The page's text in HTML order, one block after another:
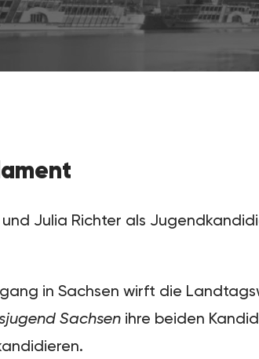
Julia Richter als
in Sachsen wirft die
Sachsen ihre beiden